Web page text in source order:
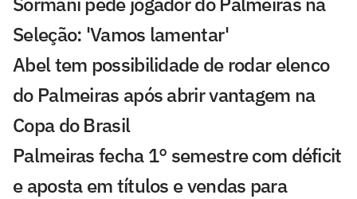
Seleção: 'Vamos lamentar'
Abel tem possibilidade de rodar elenco
do Palmeiras após abrir vantagem na
Copa do Brasil
Palmeiras fecha 1° semestre com déficit
e aposta em títulos e vendas para